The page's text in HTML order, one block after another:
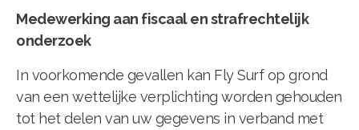
Medewerking aan fiscaal en strafrechtelijk
onderzoek
In voorkomende gevallen kan Fly Surf op grond
van een wettelijke verplichting worden gehouden
tot het delen van uw gegevens in verband met